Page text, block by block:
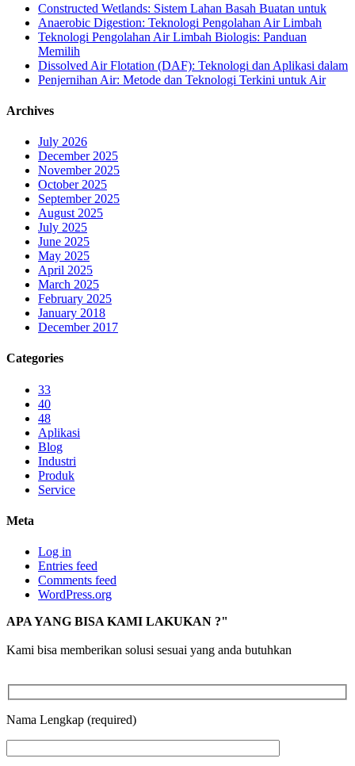
Constructed Wetlands: Sistem Lahan Basah Buatan untuk
Anaerobic Digestion: Teknologi Pengolahan Air Limbah
Teknologi Pengolahan Air Limbah Biologis: Panduan
Memilih
Dissolved Air Flotation (DAF): Teknologi dan Aplikasi dalam
Penjernihan Air: Metode dan Teknologi Terkini untuk Air
Archives
July 2026
December 2025
November 2025
October 2025
September 2025
August 2025
July 2025
June 2025
May 2025
April 2025
March 2025
February 2025
January 2018
December 2017
Categories
33
40
48
Aplikasi
Blog
Industri
Produk
Service
Meta
Log in
Entries feed
Comments feed
WordPress.org
APA YANG BISA KAMI LAKUKAN ?"
Kami bisa memberikan solusi sesuai yang anda butuhkan
Nama Lengkap (required)